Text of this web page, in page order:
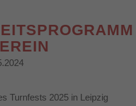
Turnfests 2025 in Leipzig